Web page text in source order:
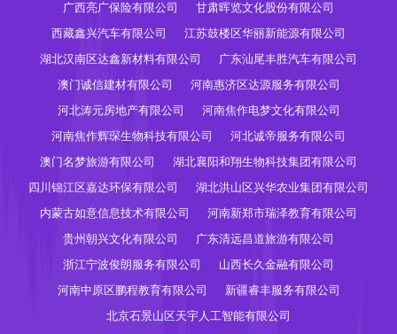
广西亮广保险有限公司
甘肃晖览文化股份有限公司
西藏鑫兴汽车有限公司
江苏鼓楼区华丽新能源有限公司
湖北汉南区达鑫新材料有限公司
广东汕尾丰胜汽车有限公司
澳门诚信建材有限公司
河南惠济区达源服务有限公司
河北涛元房地产有限公司
河南焦作电梦文化有限公司
河南焦作辉琛生物科技有限公司
河北诚帝服务有限公司
澳门名梦旅游有限公司
湖北襄阳和翔生物科技集团有限公司
四川锦江区嘉达环保有限公司
湖北洪山区兴华农业集团有限公司
内蒙古如意信息技术有限公司
河南新郑市瑞泽教育有限公司
贵州朝兴文化有限公司
广东清远昌道旅游有限公司
浙江宁波俊朗服务有限公司
山西长久金融有限公司
河南中原区鹏程教育有限公司
新疆睿丰服务有限公司
北京石景山区天宇人工智能有限公司